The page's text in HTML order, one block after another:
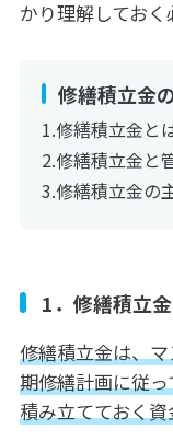
かり理解しておく
修繕積立金
修繕積立金と
修繕積立金と
修繕積立金の
1．修繕積立
修繕積立金は、
期修繕計画に従
積み立てておく資